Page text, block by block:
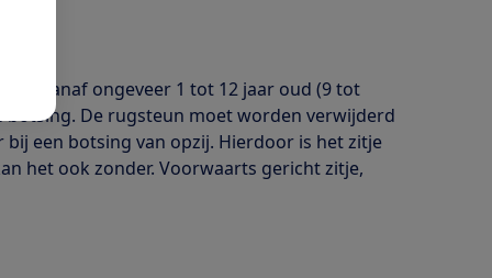
vanaf ongeveer 1 tot 12 jaar oud (9 tot
De rugsteun moet worden verwijderd
een botsing van opzij. Hierdoor is het zitje
het ook zonder. Voorwaarts gericht zitje,